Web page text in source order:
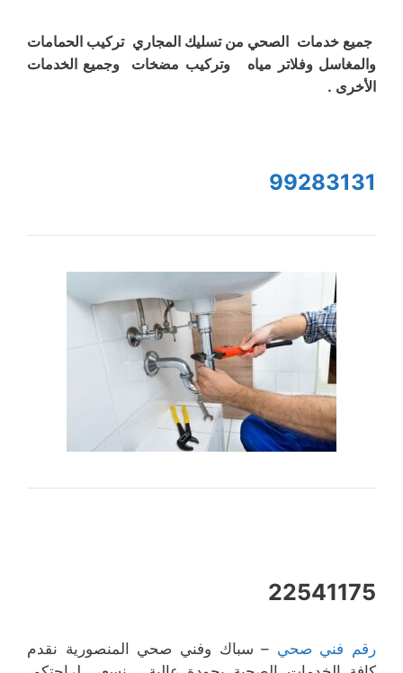
جميع خدمات الصحي من تسليك المجاري تركيب الحمامات
والمغاسل وفلاتر مياه وتركيب مضخات وجميع الخدمات
الأخرى .
99283131
22541175
رقم فني صحي – سباك وفني صحي المنصورية نقدم